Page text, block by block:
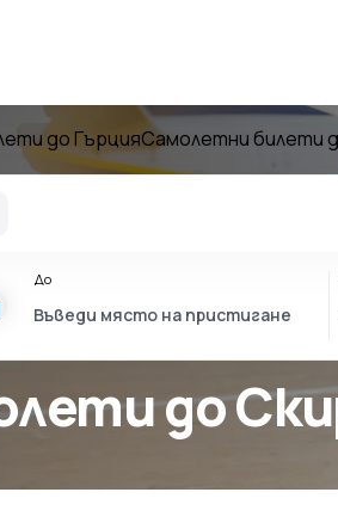
до ГърцияСамолетни билети
до
До